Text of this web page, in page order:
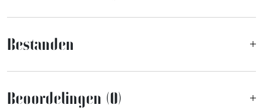
Bestanden
Beoordelingen (0)